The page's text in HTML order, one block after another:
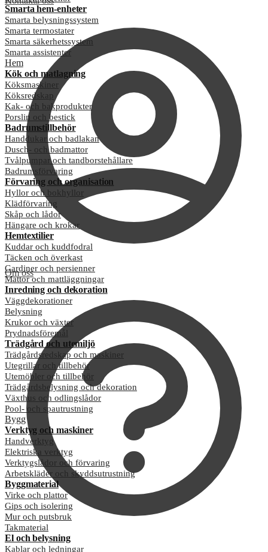
Om oss
Smarta hem-enheter
Smarta belysningssystem
Smarta termostater
Smarta säkerhetssystem
Smarta assistenter
Hem
Kök och matlagning
Köksmaskiner
Köksredskap
Kak- och bakprodukter
Porslin och bestick
Badrumstillbehör
Handdukar och badlakan
Dusch- och badmattor
Tvålpumpar och tandborstehållare
Badrumsförvaring
Förvaring och organisation
Hyllor och bokhyllor
Klädförvaring
Skåp och lådor
Hängare och krokar
Hemtextilier
Kuddar och kuddfodral
Täcken och överkast
Gardiner och persienner
Mattor och mattläggningar
Inredning och dekoration
Väggdekorationer
Belysning
Krukor och växter
Prydnadsföremål
Trädgård och utemiljö
Trädgårdsredskap och maskiner
Utegrillar och tillbehör
Utemöbler och tillbehör
Trädgårdsbelysning och dekoration
Växthus och odlingslådor
Pool- och spautrustning
Bygg
Verktyg och maskiner
Handverktyg
Elektriska verktyg
Verktygslådor och förvaring
Arbetskläder och skyddsutrustning
Byggmaterial
Virke och plattor
Gips och isolering
Mur och putsbruk
Takmaterial
El och belysning
Kablar och ledningar